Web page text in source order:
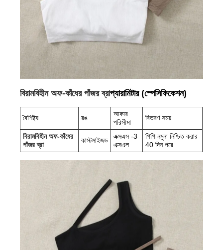
বিরামবিহীন অফ-কাঁধের পাঁজর ব্রাপ্যারামিটার (স্পেসিফিকেশন)
বৈশিষ্ট্য রঙ
আকার
পরিসীমা
বিতরণ সময়
বিরামবিহীন অফ-কাঁধের
পাঁজর ব্রা
কাস্টমাইজড
এক্সএস -3
এক্সএল
পিপি নমুনা নিশ্চিত করার
40 দিন পরে